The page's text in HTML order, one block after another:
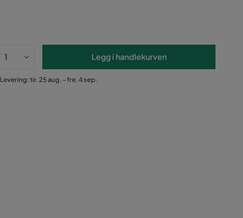
Legg i handlekurven
Levering: tir. 25 aug. - fre. 4 sep.